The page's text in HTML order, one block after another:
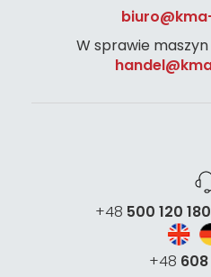
W sprawie
+48 500 120 180
+48